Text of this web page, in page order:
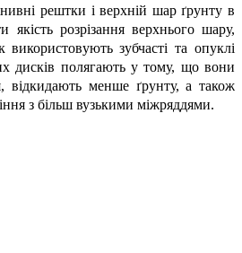
рештки і верхній шар ґрунту в
розрізання верхнього шару,
використовують зубчасті та опуклі
дисків полягають у тому, що вони
відкидають менше ґрунту, а також
з більш вузькими міжряддями.